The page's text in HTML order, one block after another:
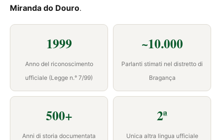
Miranda do Douro.
1999
Anno del riconoscimento
ufficiale (Legge n.° 7/99)
~10.000
Parlanti stimati nel distretto di
Bragança
500+
Anni di storia documentata
2ª
Unica altra lingua ufficiale